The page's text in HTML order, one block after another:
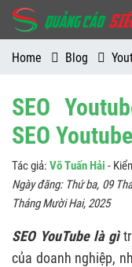
Home Blog
SEO
SEO
Tác giả: Võ Tuấn Hải -
Ngày đăng: Thứ ba, 09
Tháng Mười Hai, 2025
SEO YouTube là gì
của doanh nghiệp,